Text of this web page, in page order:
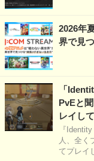
2026年
界で見
「
PvEと
レイし
『
人、全く
てプレイ